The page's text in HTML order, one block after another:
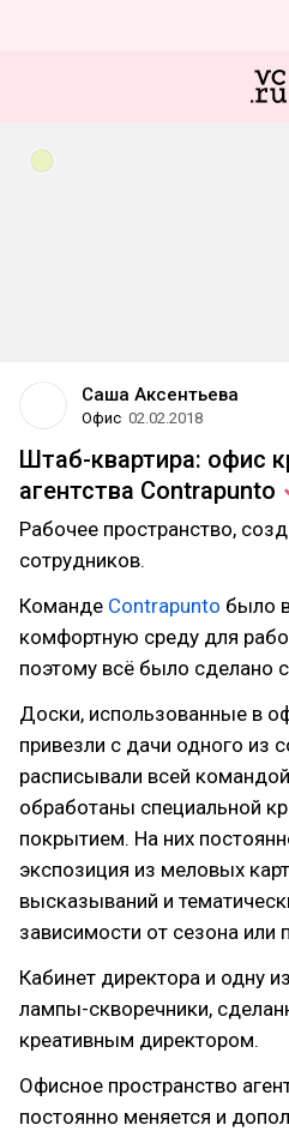
Саша Аксентьева
Офис 02.02.2018
Штаб-квартира: офис
агентства Contrapunto
Рабочее пространство,
сотрудников.
Команде Contrapunto было
комфортную среду для
поэтому всё было сделано
Доски, использованные в
привезли с дачи одного из
расписывали всей
обработаны специальной
покрытием. На них
экспозиция из меловых
высказываний и
зависимости от сезона или
Кабинет директора и одну
лампы-скворечники,
креативным директором.
Офисное пространство
постоянно меняется и